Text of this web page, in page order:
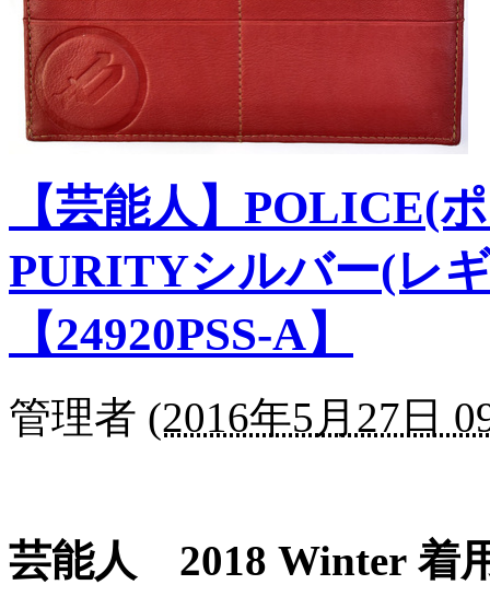
【芸能人】
PURITYシルバー(レ
【24920PSS-A】
管理者 (2016年5月27日
芸能人 2018 Winter 着